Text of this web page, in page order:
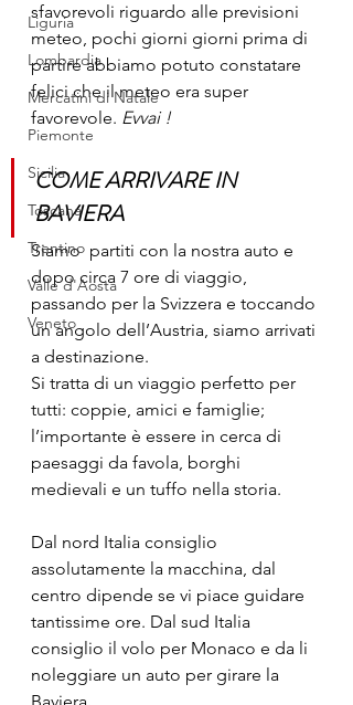
Liguria
Lombardia
Mercatini di Natale
Piemonte
Sicilia
Toscana
Trentino
Valle d'Aosta
Veneto
sfavorevoli riguardo alle previsioni
meteo, pochi giorni giorni prima di
partire abbiamo potuto constatare
felici che il meteo era super
favorevole. Evvai !
COME ARRIVARE IN
BAVIERA
Siamo  partiti con la nostra auto e
dopo circa 7 ore di viaggio,
passando per la Svizzera e toccando
un angolo dell’Austria, siamo arrivati
a destinazione.
Si tratta di un viaggio perfetto per
tutti: coppie, amici e famiglie;
l’importante è essere in cerca di
paesaggi da favola, borghi
medievali e un tuffo nella storia.
Dal nord Italia consiglio
assolutamente la macchina, dal
centro dipende se vi piace guidare
tantissime ore. Dal sud Italia
consiglio il volo per Monaco e da li
noleggiare un auto per girare la